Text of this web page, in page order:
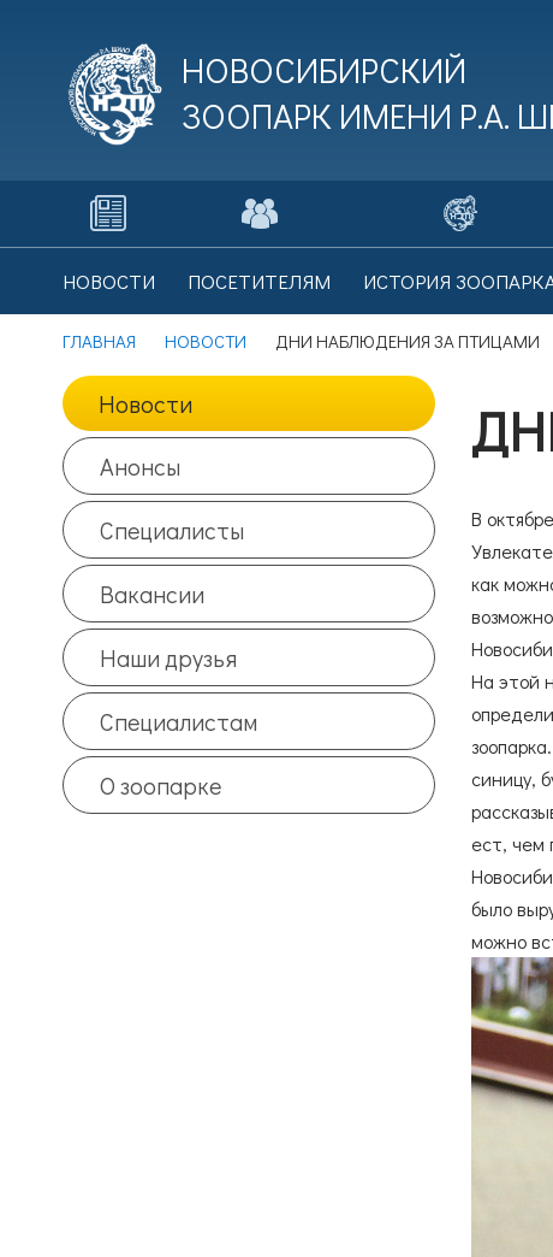
НОВОСИБИРСКИЙ
ЗООПАРК ИМЕНИ Р.А.
НОВОСТИ ПОСЕТИТЕЛЯМ ИСТОРИЯ
ГЛАВНАЯ НОВОСТИ ДНИ НАБЛЮДЕНИЯ ЗА ПТИЦАМИ
Новости
Анонсы
Специалисты
Вакансии
Наши друзья
Специалистам
О зоопарке
В
как
На этой
синицу,
ест, чем
было
можно